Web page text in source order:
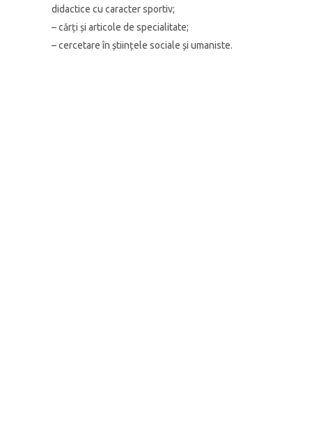
didactice cu caracter sportiv;
– cărți și articole de specialitate;
– cercetare în științele sociale și umaniste.